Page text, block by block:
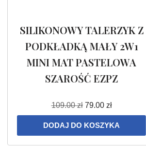
SILIKONOWY TALERZYK Z
PODKŁADKĄ MAŁY 2W1
MINI MAT PASTELOWA
SZAROŚĆ EZPZ
109.00zł 79.00 zł
DODAJ DO KOSZYKA